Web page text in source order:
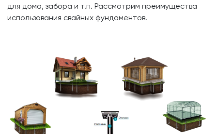
для дома, забора и т.п. Рассмотрим преимущества
использования свайных фундаментов.